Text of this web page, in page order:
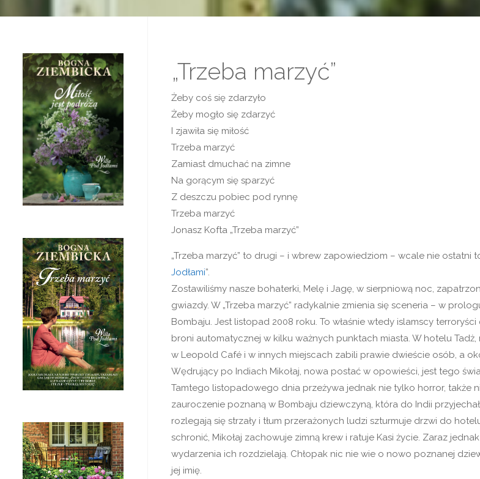
„Trzeba marzyć”
Żeby coś się zdarzyło
Żeby mogło się zdarzyć
I zjawiła się miłość
Trzeba marzyć
Zamiast dmuchać na zimne
Na gorącym się sparzyć
Z deszczu pobiec pod rynnę
Trzeba marzyć
Jonasz Kofta „Trzeba marzyć”
„Trzeba marzyć” to drugi – i wbrew zapowiedziom – wcale nie ostatni
Jodłami”.
Zostawiliśmy nasze bohaterki, Melę i Jagę, w sierpniową noc,
gwiazdy. W „Trzeba marzyć” radykalnie zmienia się sceneria – w
Bombaju. Jest listopad 2008 roku. To właśnie wtedy islamscy
broni automatycznej w kilku ważnych punktach miasta. W hotelu Tadż,
w Leopold Café i w innych miejscach zabili prawie dwieście osób, a
Wędrujący po Indiach Mikołaj, nowa postać w opowieści, jest tego
Tamtego listopadowego dnia przeżywa jednak nie tylko horror, także
zauroczenie poznaną w Bombaju dziewczyną, która do Indii
rozlegają się strzały i tłum przerażonych ludzi szturmuje drzwi do
schronić, Mikołaj zachowuje zimną krew i ratuje Kasi życie. Zaraz
wydarzenia ich rozdzielają. Chłopak nic nie wie o nowo poznanej
jej imię.